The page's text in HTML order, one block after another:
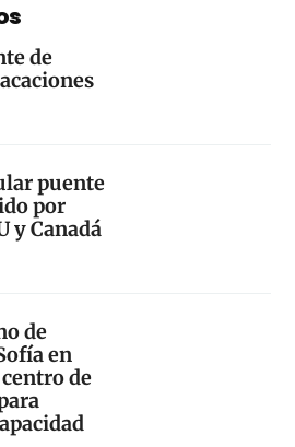
de
puente
por
y Canadá
de
en
de